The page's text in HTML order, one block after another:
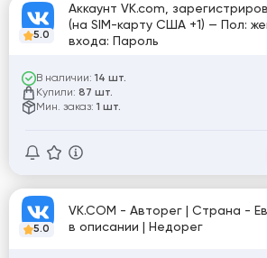
5.0
Аккаунт VK.com,
(на SIM-карту США +1) — Пол:
входа: Пароль
В наличии: 14 шт.
Купили: 87 шт.
Мин. заказ: 1 шт.
5.0
VK.COM - Авторег | Страна -
в описании | Недорег